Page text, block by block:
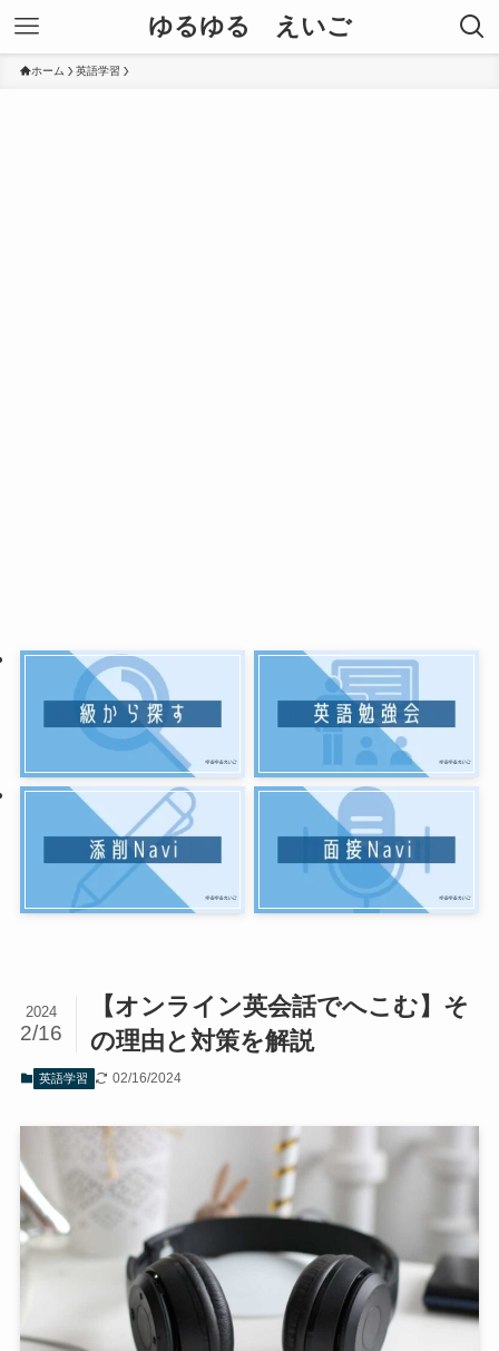
ゆるゆる えいご
ホーム 英語学習
【オンライン英会話でへこむ】そ
の理由と対策を解説
2024
2/16
英語学習 02/16/2024